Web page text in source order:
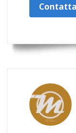
Contatta